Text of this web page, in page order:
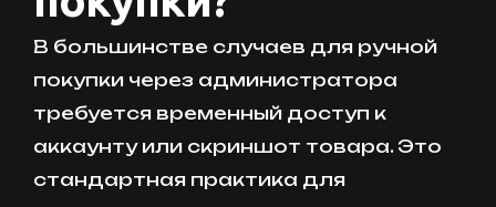
В большинстве случаев для ручной
покупки через администратора
требуется временный доступ к
аккаунту или скриншот товара. Это
стандартная практика для